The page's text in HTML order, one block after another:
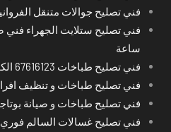
فني تصليح جوالات متنقل
ساعة
فني تصليح طباخات 67616123 الكويت
فني تصليح طباخات و تنظيف
فني تصليح طباخات و صيانة
فني تصليح غسالات السالم فوري